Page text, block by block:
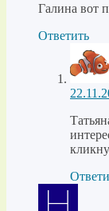
Галина вот
Ответить